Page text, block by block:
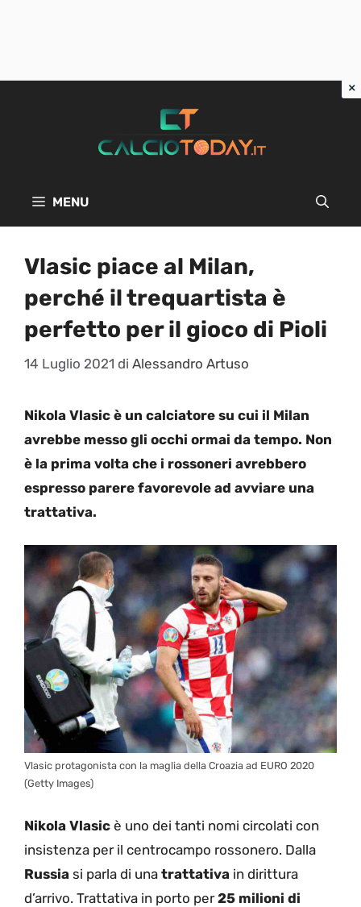
MENU
Vlasic piace al Milan,
perché il trequartista è
perfetto per il gioco di Pioli
14 Luglio 2021 di Alessandro Artuso
Nikola Vlasic è un calciatore su cui il Milan
avrebbe messo gli occhi ormai da tempo. Non
è la prima volta che i rossoneri avrebbero
espresso parere favorevole ad avviare una
trattativa.
Vlasic protagonista con la maglia della Croazia ad EURO 2020
(Getty Images)
Nikola Vlasic è uno dei tanti nomi circolati con
insistenza per il centrocampo rossonero. Dalla
Russia si parla di una trattativa in dirittura
d’arrivo. Trattativa in porto per25 milioni di